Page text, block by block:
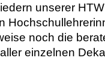
unserer
noch die
einzelnen